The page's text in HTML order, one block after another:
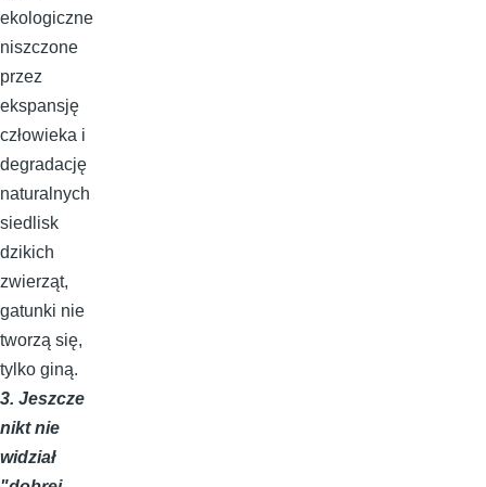
ekologiczne
niszczone
przez
ekspansję
człowieka i
degradację
naturalnych
siedlisk
dzikich
zwierząt,
gatunki nie
tworzą się,
tylko giną.
3. Jeszcze
nikt nie
widział